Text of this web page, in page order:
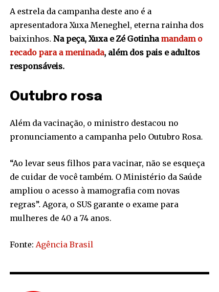
A estrela da campanha deste ano é a
apresentadora Xuxa Meneghel, eterna rainha dos
baixinhos. Na peça, Xuxa e Zé Gotinha mandam o
recado para a meninada, além dos pais e adultos
responsáveis.
Outubro rosa
Além da vacinação, o ministro destacou no
pronunciamento a campanha pelo Outubro Rosa.
“Ao levar seus filhos para vacinar, não se esqueça
de cuidar de você também. O Ministério da Saúde
ampliou o acesso à mamografia com novas
regras”. Agora, o SUS garante o exame para
mulheres de 40 a 74 anos.
Fonte: Agência Brasil